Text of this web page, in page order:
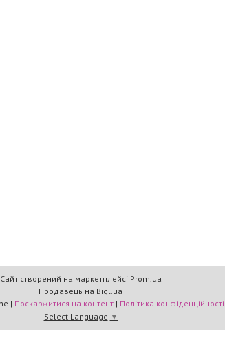
Сайт створений на маркетплейсі Prom.ua
Продавець на Bigl.ua
Dermapen Ukraine | Поскаржитися на контент | Політика конфіденційності
Select Language ▼